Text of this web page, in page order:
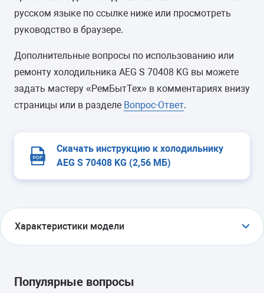
русском языке по ссылке ниже или просмотреть
руководство в браузере.
Дополнительные вопросы по использованию или
ремонту холодильника AEG S 70408 KG вы можете
задать мастеру «РемБытТех» в комментариях внизу
страницы или в разделе Вопрос-Ответ.
Скачать инструкцию к холодильнику
AEG S 70408 KG (2,56 МБ)
Характеристики модели
холодильник с морозильником
Популярные вопросы